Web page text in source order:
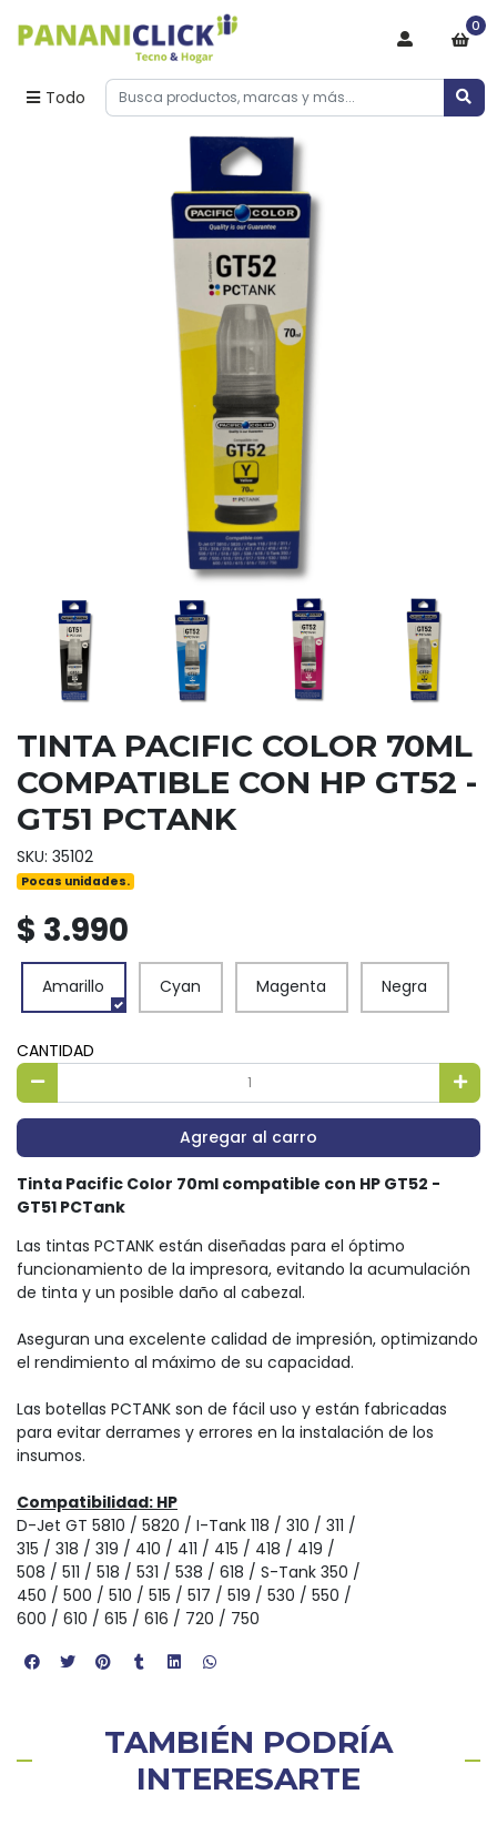
Todo
0
TINTA PACIFIC COLOR 70ML
COMPATIBLE CON HP GT52 -
GT51 PCTANK
SKU: 35102
Pocas unidades.
$ 3.990
Amarillo Cyan Magenta Negra
CANTIDAD
Agregar al carro
Tinta Pacific Color 70ml compatible con HP GT52 -
GT51 PCTank
Las tintas PCTANK están diseñadas para el óptimo
funcionamiento de la impresora, evitando la acumulación
de tinta y un posible daño al cabezal.
Aseguran una excelente calidad de impresión, optimizando
el rendimiento al máximo de su capacidad.
Las botellas PCTANK son de fácil uso y están fabricadas
para evitar derrames y errores en la instalación de los
insumos.
Compatibilidad: HP
D-Jet GT 5810 / 5820 / I-Tank 118 / 310 / 311 /
315 / 318 / 319 / 410 / 411 / 415 / 418 / 419 /
508 / 511 / 518 / 531 / 538 / 618 / S-Tank 350 /
450 / 500 / 510 / 515 / 517 / 519 / 530 / 550 /
600 / 610 / 615 / 616 / 720 / 750
TAMBIÉN PODRÍA
INTERESARTE